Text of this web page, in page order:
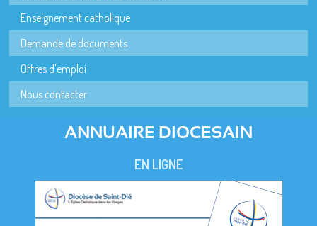
Enseignement catholique
Demande de documents
Offres d'emploi
Nous contacter
ANNUAIRE DIOCESAIN
EN LIGNE